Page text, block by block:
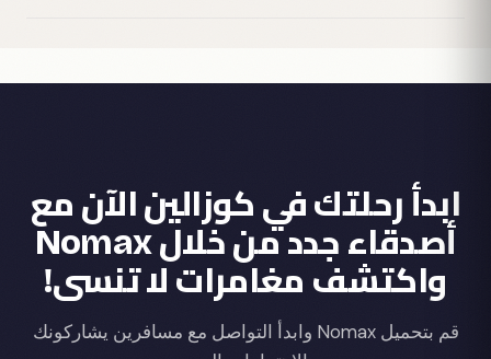
ابدأ رحلتك في كوزالين الآن مع
أصدقاء جدد من خلال Nomax
واكتشف مغامرات لا تنسى!
قم بتحميل Nomax وابدأ التواصل مع مسافرين يشاركونك